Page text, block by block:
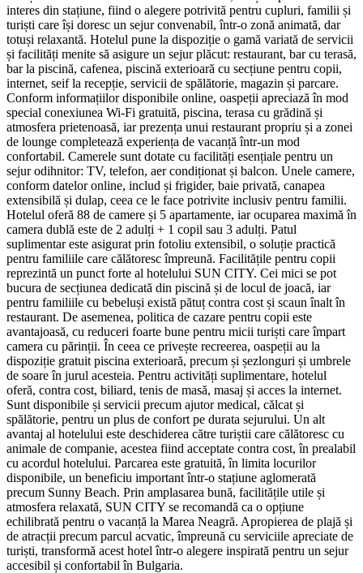
interes din stațiune, fiind o alegere potrivită pentru cupluri, familii și
turiști care își doresc un sejur convenabil, într-o zonă animată, dar
totuși relaxantă. Hotelul pune la dispoziție o gamă variată de servicii
și facilități menite să asigure un sejur plăcut: restaurant, bar cu terasă,
bar la piscină, cafenea, piscină exterioară cu secțiune pentru copii,
internet, seif la recepție, servicii de spălătorie, magazin și parcare.
Conform informațiilor disponibile online, oaspeții apreciază în mod
special conexiunea Wi‑Fi gratuită, piscina, terasa cu grădină și
atmosfera prietenoasă, iar prezența unui restaurant propriu și a zonei
de lounge completează experiența de vacanță într-un mod
confortabil. Camerele sunt dotate cu facilități esențiale pentru un
sejur odihnitor: TV, telefon, aer condiționat și balcon. Unele camere,
conform datelor online, includ și frigider, baie privată, canapea
extensibilă și dulap, ceea ce le face potrivite inclusiv pentru familii.
Hotelul oferă 88 de camere și 5 apartamente, iar ocuparea maximă în
camera dublă este de 2 adulți + 1 copil sau 3 adulți. Patul
suplimentar este asigurat prin fotoliu extensibil, o soluție practică
pentru familiile care călătoresc împreună. Facilitățile pentru copii
reprezintă un punct forte al hotelului SUN CITY. Cei mici se pot
bucura de secțiunea dedicată din piscină și de locul de joacă, iar
pentru familiile cu bebeluși există pătuț contra cost și scaun înalt în
restaurant. De asemenea, politica de cazare pentru copii este
avantajoasă, cu reduceri foarte bune pentru micii turiști care împart
camera cu părinții. În ceea ce privește recreerea, oaspeții au la
dispoziție gratuit piscina exterioară, precum și șezlonguri și umbrele
de soare în jurul acesteia. Pentru activități suplimentare, hotelul
oferă, contra cost, biliard, tenis de masă, masaj și acces la internet.
Sunt disponibile și servicii precum ajutor medical, călcat și
spălătorie, pentru un plus de confort pe durata sejurului. Un alt
avantaj al hotelului este deschiderea către turiștii care călătoresc cu
animale de companie, acestea fiind acceptate contra cost, în prealabil
cu acordul hotelului. Parcarea este gratuită, în limita locurilor
disponibile, un beneficiu important într-o stațiune aglomerată
precum Sunny Beach. Prin amplasarea bună, facilitățile utile și
atmosfera relaxată, SUN CITY se recomandă ca o opțiune
echilibrată pentru o vacanță la Marea Neagră. Apropierea de plajă și
de atracții precum parcul acvatic, împreună cu serviciile apreciate de
turiști, transformă acest hotel într-o alegere inspirată pentru un sejur
accesibil și confortabil în Bulgaria.